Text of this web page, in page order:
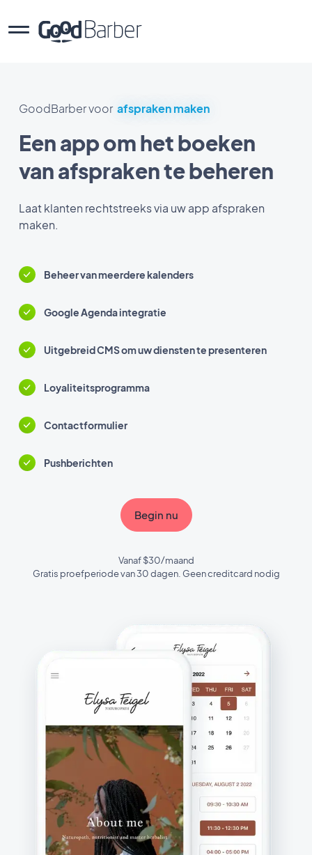
GoodBarber voor afspraken maken
Een app om het boeken
van afspraken te beheren
Laat klanten rechtstreeks via uw app afspraken
maken.
Beheer van meerdere kalenders
Google Agenda integratie
Uitgebreid CMS om uw diensten te presenteren
Loyaliteitsprogramma
Contactformulier
Pushberichten
Begin nu
Vanaf $30/maand
Gratis proefperiode van 30 dagen. Geen creditcard nodig